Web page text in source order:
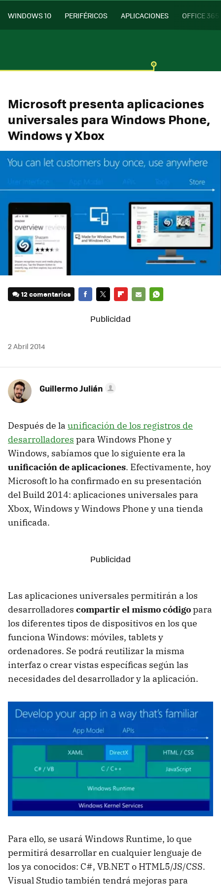
WINDOWS 10 PERIFÉRICOS APLICACIONES OFFICE 365
Microsoft presenta aplicaciones
universales para Windows Phone,
Windows y Xbox
12 comentarios
2 Abril 2014
Guillermo Julián
Después de la unificación de los registros de
desarrolladores para Windows Phone y
Windows, sabíamos que lo siguiente era la
unificación de aplicaciones. Efectivamente, hoy
Microsoft lo ha confirmado en su presentación
del Build 2014: aplicaciones universales para
Xbox, Windows y Windows Phone y una tienda
unificada.
Las aplicaciones universales permitirán a los
desarrolladores compartir el mismo códigopara
los diferentes tipos de dispositivos en los que
funciona Windows: móviles, tablets y
ordenadores. Se podrá reutilizar la misma
interfaz o crear vistas específicas según las
necesidades del desarrollador y la aplicación.
Para ello, se usará Windows Runtime, lo que
permitirá desarrollar en cualquier lenguaje de
los ya conocidos: C#, VB.NET o HTML5/JS/CSS.
Visual Studio también tendrá mejoras para